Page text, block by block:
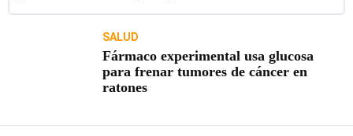
SALUD
Fármaco experimental usa glucosa
para frenar tumores de cáncer en
ratones